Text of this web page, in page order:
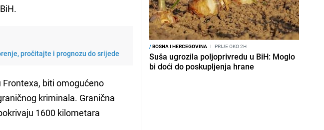
pročitajte i prognozu do srijede
Frontexa, biti omogućeno
kriminala. Granična
1600 kilometara
/BOSNA I HERCEGOVINA I PRIJE OKO 2H
Suša ugrozila poljoprivredu u BiH: Moglo
bi doći do poskupljenja hrane